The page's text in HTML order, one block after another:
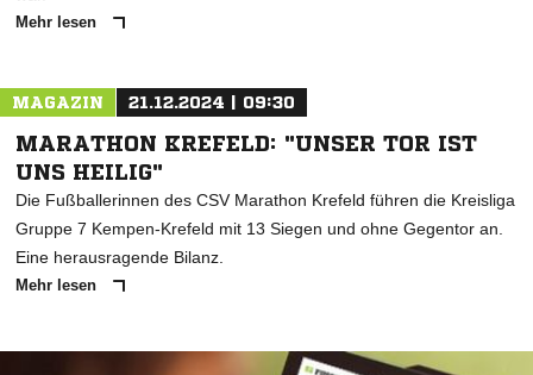
Mehr lesen
MAGAZIN 21.12.2024 | 09:30
MARATHON KREFELD: "UNSER TOR IST
UNS HEILIG"
Die Fußballerinnen des CSV Marathon Krefeld führen die Kreisliga
Gruppe 7 Kempen-Krefeld mit 13 Siegen und ohne Gegentor an.
Eine herausragende Bilanz.
Mehr lesen